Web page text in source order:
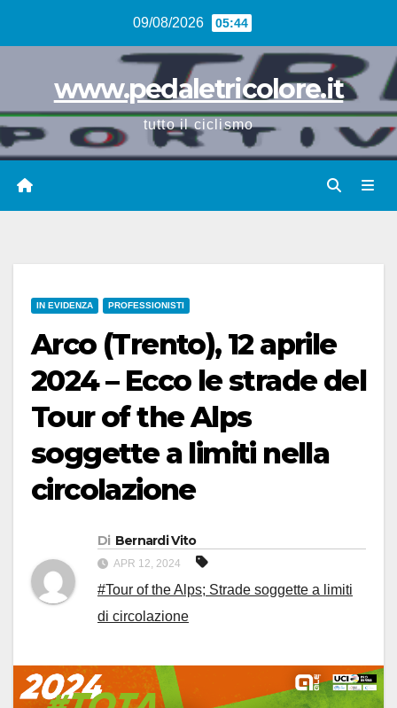
09/08/2026 05:44
www.pedaletricolore.it
tutto il ciclismo
IN EVIDENZA PROFESSIONISTI
Arco (Trento), 12 aprile
2024 – Ecco le strade del
Tour of the Alps
soggette a limiti nella
circolazione
Di Bernardi Vito
APR 12, 2024
#Tour of the Alps; Strade soggette a limiti
di circolazione